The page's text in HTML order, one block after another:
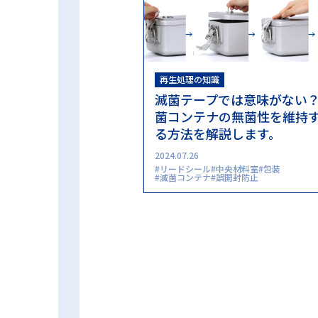
再生処理の知識
滅菌テープでは意味がない
菌コンテナの無菌性を維持
る方法を解説します。
2024.07.26
リードシール 中央材料室 包装
滅菌コンテナ 誤開封防止